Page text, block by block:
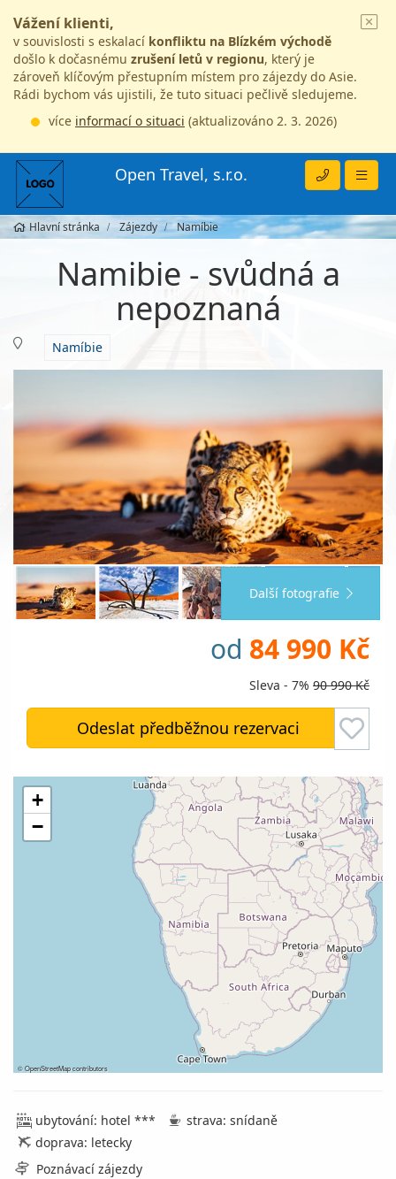
Vážení klienti,
v souvislosti s eskalací konfliktu na Blízkém východě
došlo k dočasnému zrušení letů v regionu, který je
zároveň klíčovým přestupním místem pro zájezdy do Asie.
Rádi bychom vás ujistili, že tuto situaci pečlivě sledujeme.
více informací o situaci (aktualizováno 2. 3. 2026)
Open Travel, s.r.o.
Hlavní stránka Zájezdy Namíbie
Namibie - svůdná a
nepoznaná
Namíbie
Další fotografie
od 84 990 Kč
Sleva - 7% 90 990 Kč
Odeslat předběžnou rezervaci
+
−
©OpenStreetMapcontributors
ubytování: hotel ***
strava: snídaně
doprava: letecky
Poznávací zájezdy